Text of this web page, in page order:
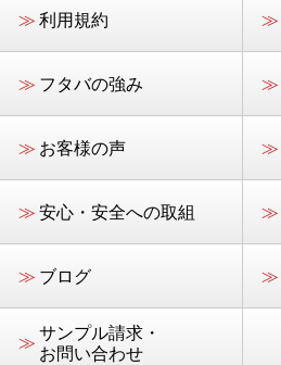
≫ 利用規約 ≫
≫ フタバの強み ≫
≫ お客様の声 ≫
≫ 安心・安全への取組 ≫
≫ ブログ ≫
≫ サンプル請求・
お問い合わせ